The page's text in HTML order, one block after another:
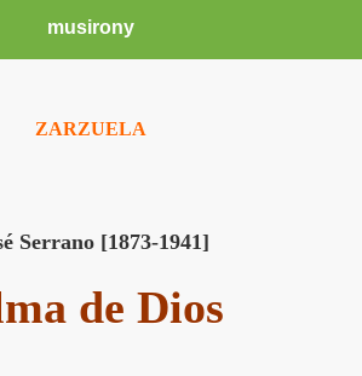
musirony
ZARZUELA
Serrano [1873-1941]
de Dios